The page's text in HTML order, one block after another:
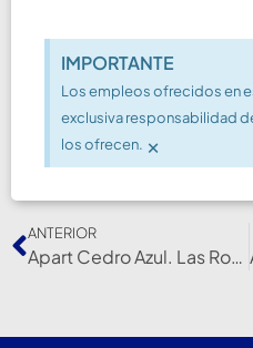
IMPORTANTE
Los empleos ofrecidos en
exclusiva responsabilidad
los ofrecen. ×
ANTERIOR
Apart Cedro Azul. Las Rosas